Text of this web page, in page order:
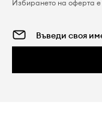
Избирането на оферта